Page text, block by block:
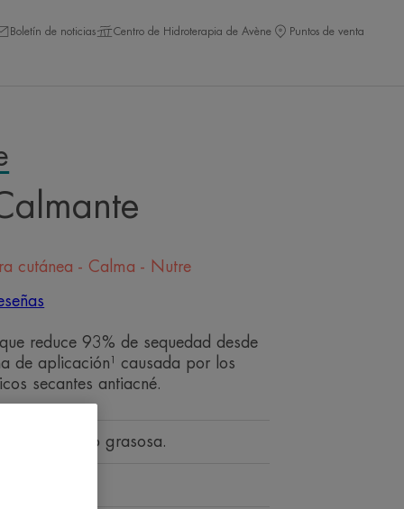
Boletín de noticias Centro de Hidroterapia de Avène Puntos de venta
cutánea - Calma - Nutre
reduce 93% de sequedad desde
de aplicación¹ causada por los
secantes antiacné.
textura no grasosa.